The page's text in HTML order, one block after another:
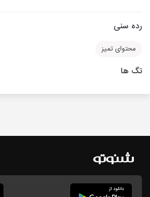
رده سنی
محتوای تمیز
تگ ها